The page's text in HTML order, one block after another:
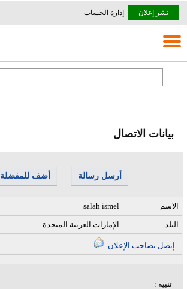
نشر إعلان إدارة الحساب
بيانات الاتصال
أضف للمفضلة أرسل رسالة
salah ismel الاسم
الإمارات العربية المتحدة البلد
تنبيه :